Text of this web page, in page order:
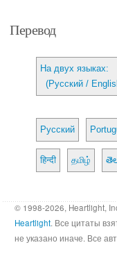
Перевод
На двух языках:
(Русский /
Русский
हिन्दी தமிழ்
© 1998-2026, Heartlight,
Heartlight. Все цитаты
не указано иначе. Все